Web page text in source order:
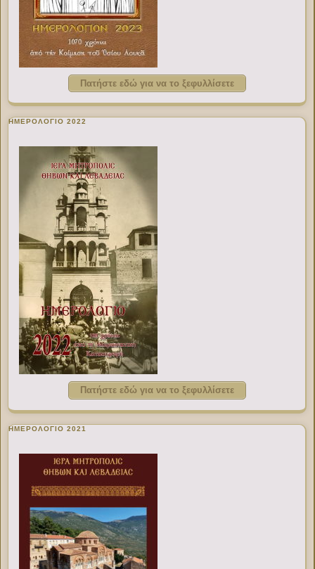
Πατήστε εδώ για να το ξεφυλλίσετε
ΗΜΕΡΟΛΟΓΙΟ 2022
Πατήστε εδώ για να το ξεφυλλίσετε
ΗΜΕΡΟΛΟΓΙΟ 2021